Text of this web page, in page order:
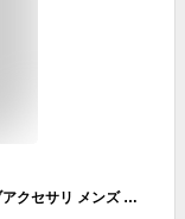
セイラス SEIRUS スキー スノーボード グローブアクセサリ メンズ レディース INNER GLOVE インナーグローブ 17087